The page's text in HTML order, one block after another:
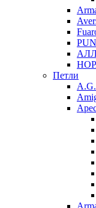
Петли